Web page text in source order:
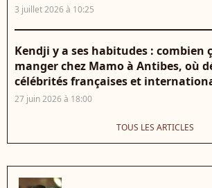
3 juillet 2026 à 10:25
Kendji y a ses habitudes : combien
manger chez Mamo à Antibes, où
célébrités françaises et
27 juin 2026 à 18:00
TOUS LES ARTICLES